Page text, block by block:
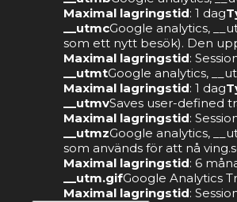
Maximal lagringstid: 1 dag
__utmcGoogle analytics,
som ett nytt besök). Den
Maximal lagringstid:
__utmtGoogle analytics,
Maximal lagringstid: 1 dag
__utmvSaves user-defined
Maximal lagringstid:
__utmzGoogle analytics,
som används för att nå
Maximal lagringstid: 6
__utm.gifGoogle Analytics
Maximal lagringstid: